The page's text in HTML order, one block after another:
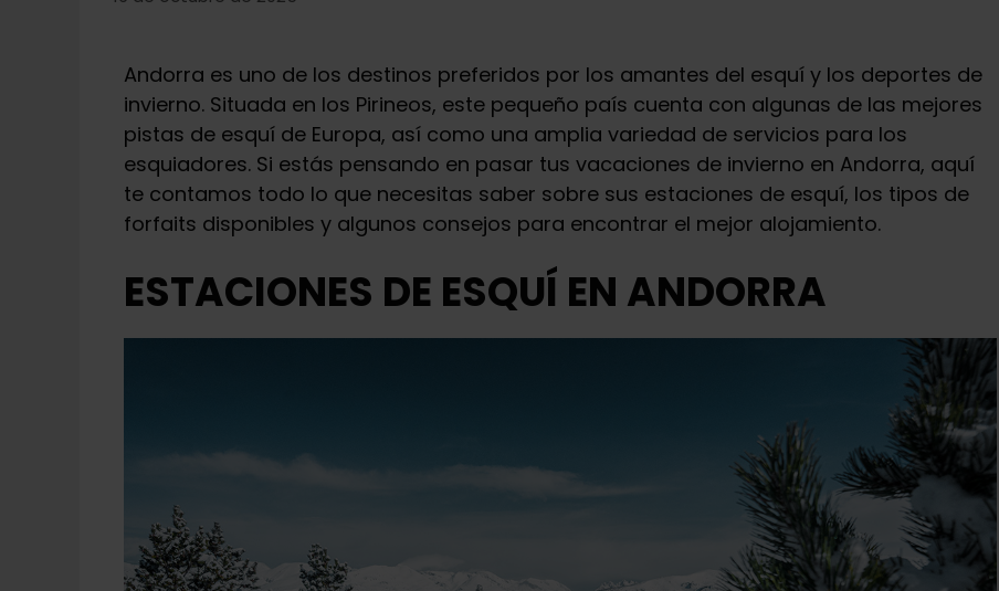
Andorra es uno de los destinos preferidos por los amantes del esquí y los deportes de
invierno. Situada en los Pirineos, este pequeño país cuenta con algunas de las mejores
pistas de esquí de Europa, así como una amplia variedad de servicios para los
esquiadores. Si estás pensando en pasar tus vacaciones de invierno en Andorra, aquí
te contamos todo lo que necesitas saber sobre sus estaciones de esquí, los tipos de
forfaits disponibles y algunos consejos para encontrar el mejor alojamiento.
ESTACIONES DE ESQUÍ EN ANDORRA